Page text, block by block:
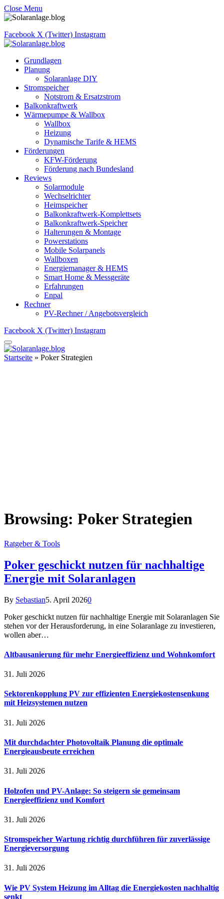
Close Menu
Facebook X (Twitter) Instagram
Grundlagen
Planung
Solaranlage DIY
Stromspeicher
Notstrom & Ersatzstrom
Balkonkraftwerk
Wärmepumpe & Wallbox
Wallbox
Heizung
Dynamische Tarife & HEMS
Förderungen
KFW-Förderung
Förderung nach Bundesland
Reviews
Solarmodule
Wechselrichter
Heimspeicher
Balkonkraftwerk-Komplettsets
Balkonkraftwerk-Speicher
Halterungen & Montage
Powerstations
Mobile Solarpanels
Wallboxen
Energiemanager & HEMS
Smart Home & Messgeräte
Erfahrungen
Enpal
Rechner
PV-Rechner / Angebotsvergleich
Facebook X (Twitter) Instagram
Startseite » Poker Strategien
Browsing: Poker Strategien
Ratgeber & Tools
Poker geschickt nutzen für nachhaltige
Energie mit Solaranlagen
By Sebastian5. April 20260
Poker geschickt nutzen für nachhaltige Energie mit Solaranlagen Sie
stehen vor der Herausforderung, in eine Solaranlage zu investieren,
wollen aber…
Altbausanierung für mehr Energieeffizienz und Wohnkomfort
31. Juli 2026
Sektorenkopplung PV zur effizienten Energiekostensenkung
mit Heizsystemen nutzen
31. Juli 2026
Mit durchdachter Photovoltaik Planung die optimale
Energieausbeute erreichen
31. Juli 2026
Holzofen und PV-Anlage: So steigern sie gemeinsam
Energieeffizienz und Komfort
31. Juli 2026
Stromspeicher Wartung richtig durchführen für zuverlässige
Energieversorgung
31. Juli 2026
Wie PV System Heizung im Alltag die Energiekosten nachhaltig
senkt